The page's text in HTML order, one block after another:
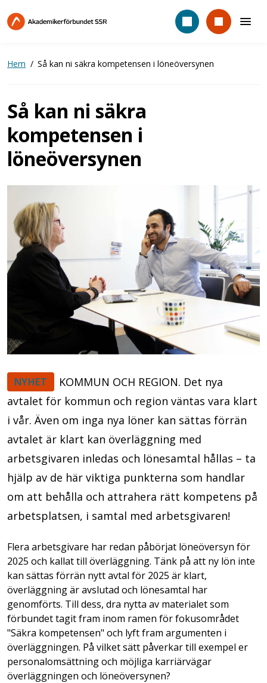
till
Hem Så kan ni säkra kompetensen i löneöversynen
Så kan ni säkra
kompetensen i
löneöversynen
NYHET
KOMMUN OCH REGION. Det nya
avtalet för kommun och region väntas vara klart
i vår. Även om inga nya löner kan sättas förrän
avtalet är klart kan överläggning med
arbetsgivaren inledas och lönesamtal hållas – ta
hjälp av de här viktiga punkterna som handlar
om att behålla och attrahera rätt kompetens på
arbetsplatsen, i samtal med arbetsgivaren!
Flera arbetsgivare har redan påbörjat löneöversyn för
2025 och kallat till överläggning. Tänk på att ny lön inte
kan sättas förrän nytt avtal för 2025 är klart,
överläggning är avslutad och lönesamtal har
genomförts. Till dess, dra nytta av materialet som
förbundet tagit fram inom ramen för fokusområdet
"Säkra kompetensen" och lyft fram argumenten i
överläggningen. På vilket sätt påverkar till exempel er
personalomsättning och möjliga karriärvägar
överläggningen och löneöversynen?